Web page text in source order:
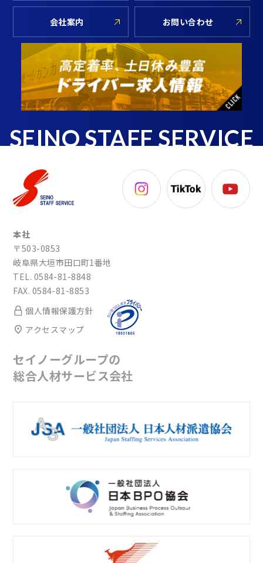
会社案内 お問い合わせ
SEINO STAFF SERVICE
本社
〒503-0853
岐阜県大垣市田口町1番地
TEL. 0584-81-8848
FAX. 0584-81-8853
個人情報保護方針
アクセスマップ
セイノーグループの
総合人材サービス会社